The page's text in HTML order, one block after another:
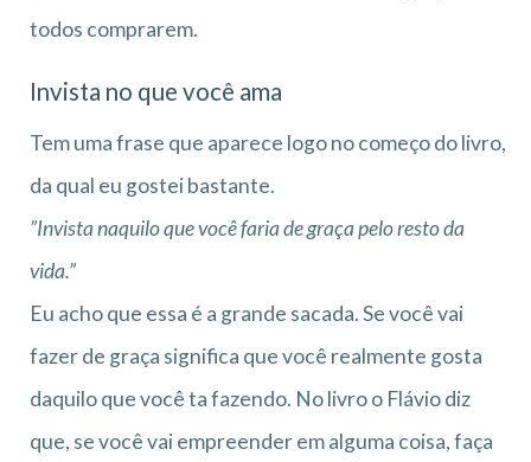
todos comprarem.
Invista no que você ama
Tem uma frase que aparece logo no começo do livro,
da qual eu gostei bastante.
”Invista naquilo que você faria de graça pelo resto da
vida.”
Eu acho que essa é a grande sacada. Se você vai
fazer de graça significa que você realmente gosta
daquilo que você ta fazendo. No livro o Flávio diz
que, se você vai empreender em alguma coisa, faça